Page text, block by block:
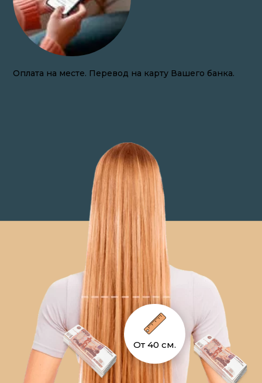
Закупаем волосы онлайн по всей России.
От 40 см.